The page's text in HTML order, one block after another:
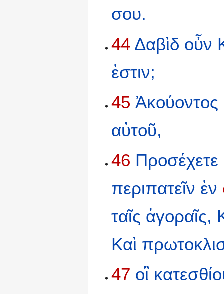
σου.
44 Δαβὶδ οὖν
ἐστιν;
45 Ἀκούοντος
αὐτοῦ,
46 Προσέχετε
περιπατεῖν ἐν
ταῖς ἀγοραῖς,
Καὶ
47 οἳ